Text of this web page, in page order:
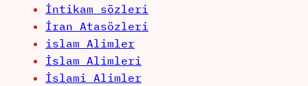
İntikam sözleri
İran Atasözleri
islam Alimler
İslam Alimleri
İslami Alimler